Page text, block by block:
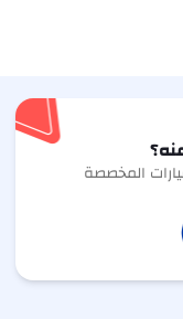
المخصصة